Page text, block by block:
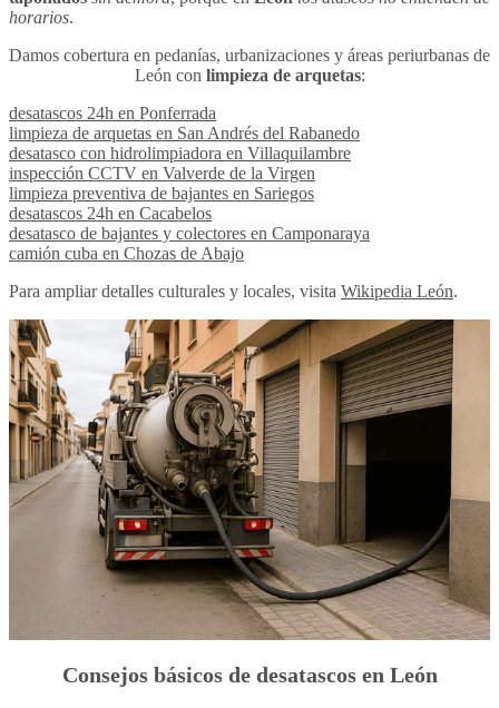
horarios.
Damos cobertura en pedanías, urbanizaciones y áreas periurbanas de
León con limpieza de arquetas:
desatascos 24h en Ponferrada
limpieza de arquetas en San Andrés del Rabanedo
desatasco con hidrolimpiadora en Villaquilambre
inspección CCTV en Valverde de la Virgen
limpieza preventiva de bajantes en Sariegos
desatascos 24h en Cacabelos
desatasco de bajantes y colectores en Camponaraya
camión cuba en Chozas de Abajo
Para ampliar detalles culturales y locales, visita Wikipedia León.
Consejos básicos de desatascos en León